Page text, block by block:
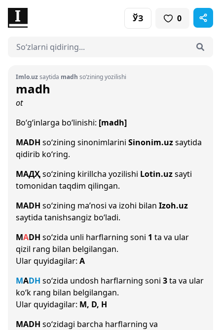
ЎЗ 0
Imlo.uzsaytida madh so‘zining yozilishi
madh
ot
Bo‘g‘inlarga bo‘linishi: [madh]
MADH so‘zining sinonimlarini Sinonim.uzsaytida
qidirib ko‘ring.
МАДҲso‘zining kirillcha yozilishi Lotin.uzsayti
tomonidan taqdim qilingan.
MADH so‘zining ma’nosi va izohi bilan Izoh.uz
saytida tanishsangiz bo‘ladi.
MADH so‘zida unli harflarning soni 1 ta va ular
qizil rang bilan belgilangan.
Ular quyidagilar: A
MADH so‘zida undosh harflarning soni 3ta va ular
ko‘k rang bilan belgilangan.
Ular quyidagilar: M, D, H
MADH so‘zidagi barcha harflarning va